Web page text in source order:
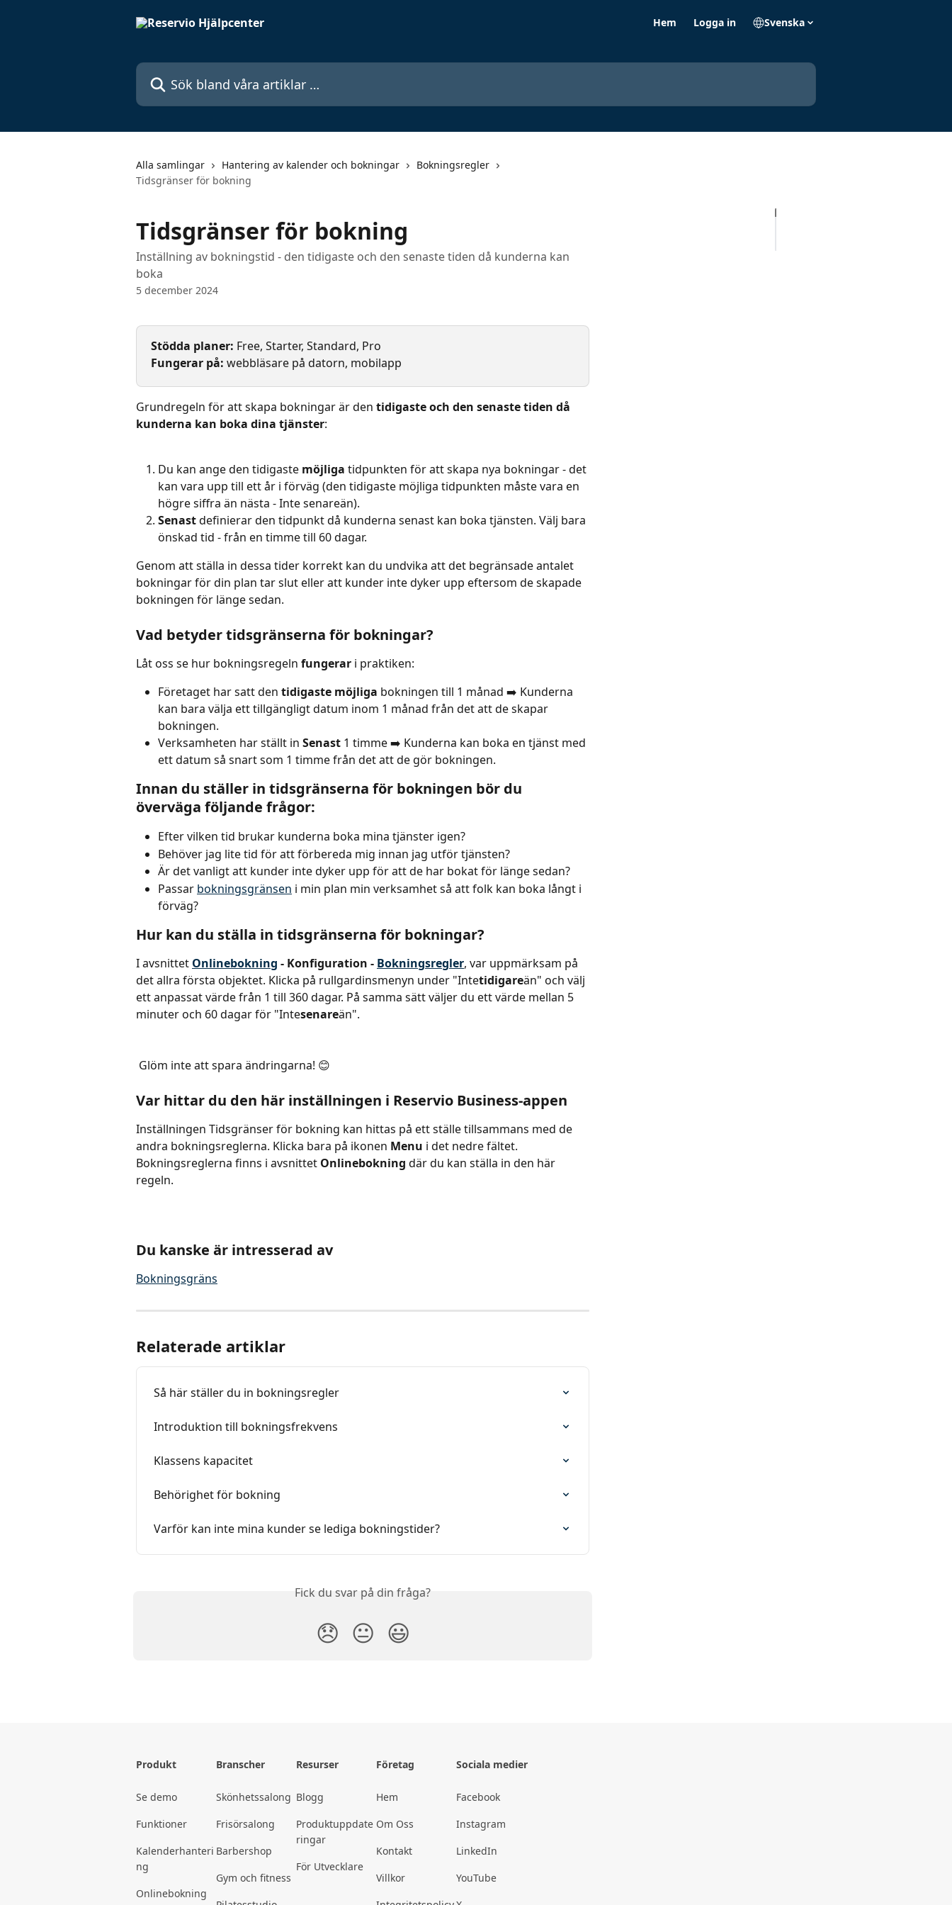
Hem Logga in Svenska
Sök bland våra artiklar …
Alla samlingar Hantering av kalender och bokningar
Bokningsregler
Tidsgränser för bokning
Tidsgränser för bokning
Inställning av bokningstid - den tidigaste och den senaste tiden då kunderna kan
boka
5 december 2024
Stödda planer: Free, Starter, Standard, Pro
Fungerar på: webbläsare på datorn, mobilapp
Grundregeln för att skapa bokningar är den tidigaste och den senaste tiden då
kunderna kan boka dina tjänster:
Du kan ange den tidigaste möjliga tidpunkten för att skapa nya bokningar - det
kan vara upp till ett år i förväg (den tidigaste möjliga tidpunkten måste vara en
högre siffra än nästa - Inte senareän).
Senast definierar den tidpunkt då kunderna senast kan boka tjänsten. Välj bara
önskad tid - från en timme till 60 dagar.
Genom att ställa in dessa tider korrekt kan du undvika att det begränsade antalet
bokningar för din plan tar slut eller att kunder inte dyker upp eftersom de skapade
bokningen för länge sedan.
Vad betyder tidsgränserna för bokningar?
Låt oss se hur bokningsregeln fungerar i praktiken:
Företaget har satt den tidigaste möjliga bokningen till 1 månad ➡️ Kunderna
kan bara välja ett tillgängligt datum inom 1 månad från det att de skapar
bokningen.
Verksamheten har ställt in Senast 1 timme ➡️ Kunderna kan boka en tjänst med
ett datum så snart som 1 timme från det att de gör bokningen.
Innan du ställer in tidsgränserna för bokningen bör du
överväga följande frågor:
Efter vilken tid brukar kunderna boka mina tjänster igen?
Behöver jag lite tid för att förbereda mig innan jag utför tjänsten?
Är det vanligt att kunder inte dyker upp för att de har bokat för länge sedan?
Passar bokningsgränsen i min plan min verksamhet så att folk kan boka långt i
förväg?
Hur kan du ställa in tidsgränserna för bokningar?
I avsnittet Onlinebokning - Konfiguration - Bokningsregler, var uppmärksam på
det allra första objektet. Klicka på rullgardinsmenyn under "Intetidigareän" och välj
ett anpassat värde från 1 till 360 dagar. På samma sätt väljer du ett värde mellan 5
minuter och 60 dagar för "Intesenareän".
Glöm inte att spara ändringarna! 😊
Var hittar du den här inställningen i Reservio Business-appen
Inställningen Tidsgränser för bokning kan hittas på ett ställe tillsammans med de
andra bokningsreglerna. Klicka bara på ikonen Menu i det nedre fältet.
Bokningsreglerna finns i avsnittet Onlinebokning där du kan ställa in den här
regeln.
Du kanske är intresserad av
Bokningsgräns
Relaterade artiklar
Så här ställer du in bokningsregler
Introduktion till bokningsfrekvens
Klassens kapacitet
Behörighet för bokning
Varför kan inte mina kunder se lediga bokningstider?
Fick du svar på din fråga?
😞 😐 😃
Produkt
Se demo
Funktioner
Kalenderhanteri
ng
Onlinebokning
Branscher
Skönhetssalong
Frisörsalong
Barbershop
Gym och fitness
Resurser
Blogg
Produktuppdate
ringar
För Utvecklare
Företag
Hem
Om Oss
Kontakt
Villkor
Sociala medier
Facebook
Instagram
LinkedIn
YouTube